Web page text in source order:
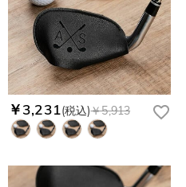
￥3,231(税込)￥5,913